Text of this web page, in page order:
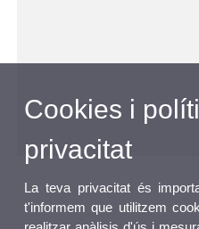
Cookies i
privacitat
La teva privacitat és
t'informem que utilitzem